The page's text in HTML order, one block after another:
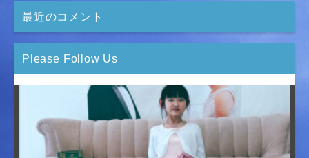
最近のコメント
Please Follow Us